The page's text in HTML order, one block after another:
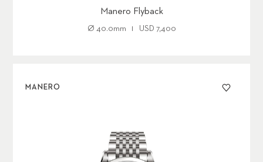
Manero Flyback
Ø 40.0mm USD 7,400
MANERO